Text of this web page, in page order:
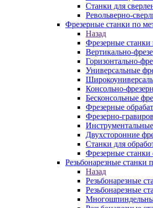
Станки для
Револьверно-
Фрезерные станки по
Назад
Фрезерные станки
Вертикально-
Горизонтально-
Универсальные
Консольно-
Бесконсольные
Фрезерные
Фрезерно-
Двухсторонние
Станки для
Фрезерные
Резьбонарезные станки
Назад
Резьбонарезные
Резьбонарезные